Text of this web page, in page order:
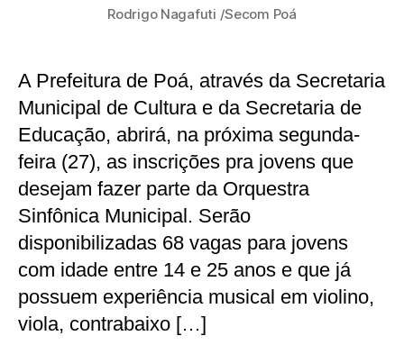
Rodrigo Nagafuti /Secom Poá
A Prefeitura de Poá, através da Secretaria
Municipal de Cultura e da Secretaria de
Educação, abrirá, na próxima segunda-
feira (27), as inscrições pra jovens que
desejam fazer parte da Orquestra
Sinfônica Municipal. Serão
disponibilizadas 68 vagas para jovens
com idade entre 14 e 25 anos e que já
possuem experiência musical em violino,
viola, contrabaixo […]